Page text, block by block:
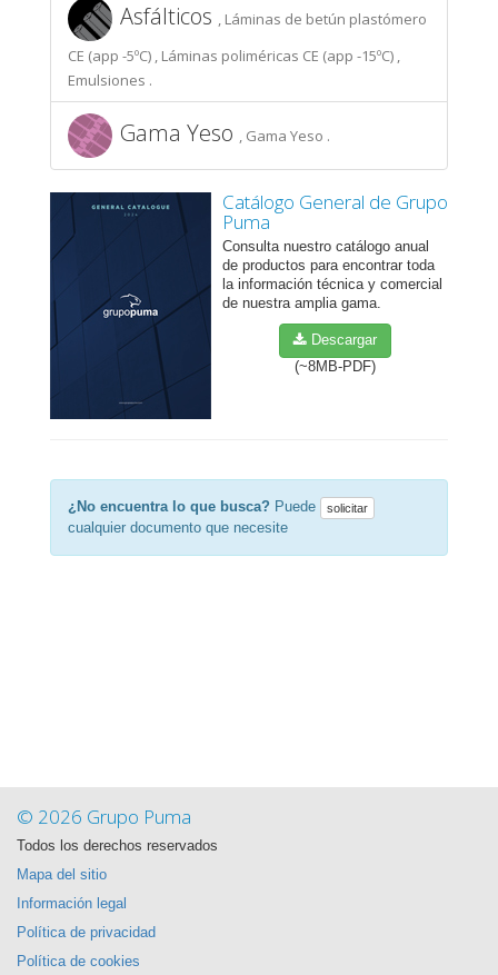
Asfálticos , Láminas de betún plastómero
CE (app -5ºC) , Láminas poliméricas CE (app -15ºC) ,
Emulsiones .
Gama Yeso , Gama Yeso .
Catálogo General de Grupo
Puma
Consulta nuestro catálogo anual
de productos para encontrar toda
la información técnica y comercial
de nuestra amplia gama.
Descargar
(~8MB-PDF)
¿No encuentra lo que busca? Puede solicitar
cualquier documento que necesite
© 2026 Grupo Puma
Todos los derechos reservados
Mapa del sitio
Información legal
Política de privacidad
Política de cookies